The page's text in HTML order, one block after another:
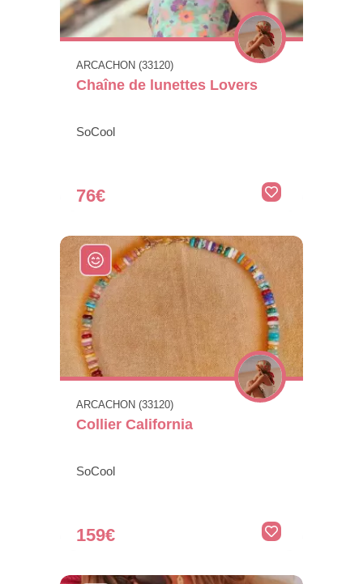
ARCACHON (33120)
Chaîne de lunettes Lovers
SoCool
76€
ARCACHON (33120)
Collier California
SoCool
159€